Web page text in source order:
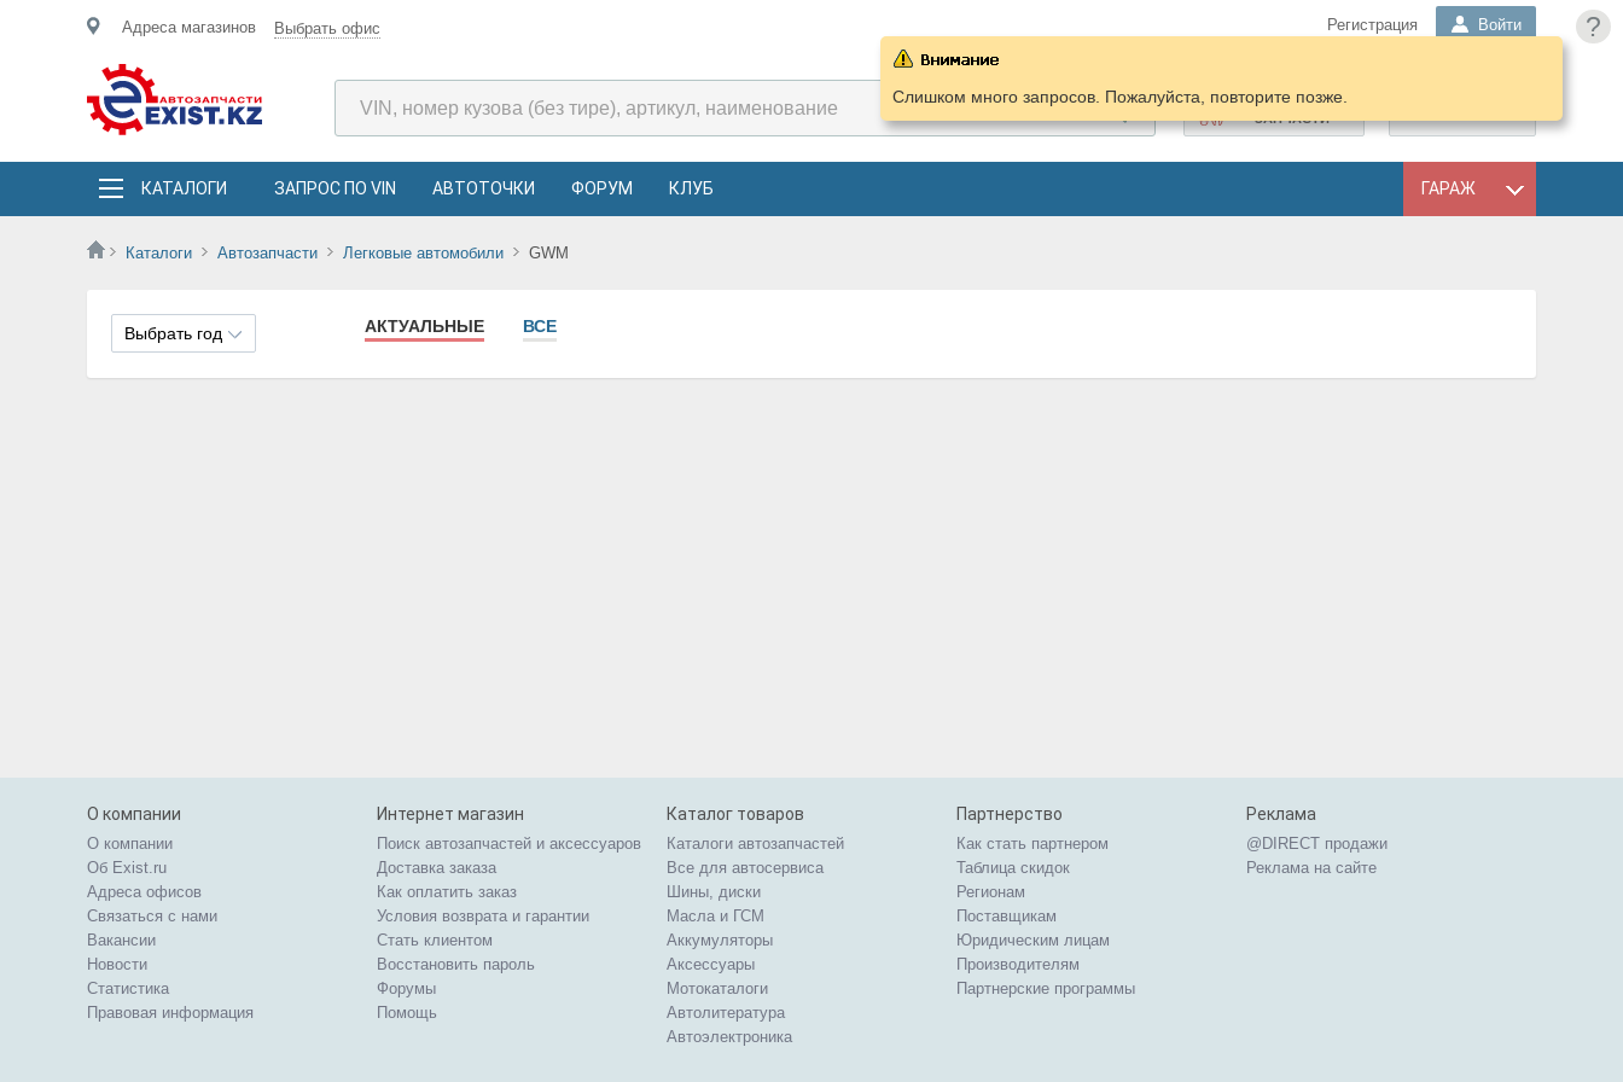
?
Адреса магазинов Выбрать офис Регистрация Войти
ПОДОБРАТЬ
ЗАПЧАСТИ
КАТАЛОГИ ЗАПРОС ПО VIN АВТОТОЧКИ ФОРУМ КЛУБ ГАРАЖ
Каталоги Автозапчасти Легковые автомобили GWM
Слишком много запросов. Пожалуйста, повторите позже.
Выбрать год АКТУАЛЬНЫЕ ВСЕ
О компании
О компании
Об Exist.ru
Адреса офисов
Связаться с нами
Вакансии
Новости
Статистика
Правовая информация
Интернет магазин
Поиск автозапчастей и аксессуаров
Доставка заказа
Как оплатить заказ
Условия возврата и гарантии
Стать клиентом
Восстановить пароль
Форумы
Помощь
Каталог товаров
Каталоги автозапчастей
Все для автосервиса
Шины, диски
Масла и ГСМ
Аккумуляторы
Аксессуары
Мотокаталоги
Автолитература
Автоэлектроника
Партнерство
Как стать партнером
Таблица скидок
Регионам
Поставщикам
Юридическим лицам
Производителям
Партнерские программы
Реклама
@DIRECT продажи
Реклама на сайте